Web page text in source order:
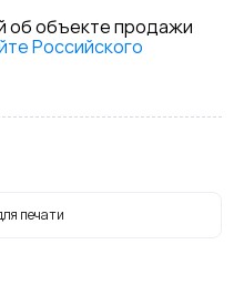
об объекте продажи
Российского
печати